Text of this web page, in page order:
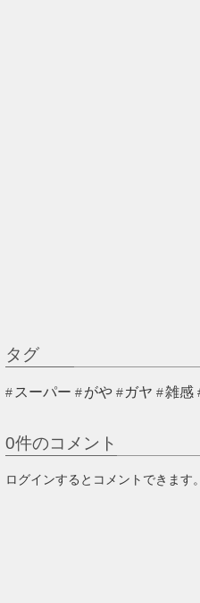
タグ
スーパー がや ガヤ 雑感
0件のコメント
ログインするとコメントできます。